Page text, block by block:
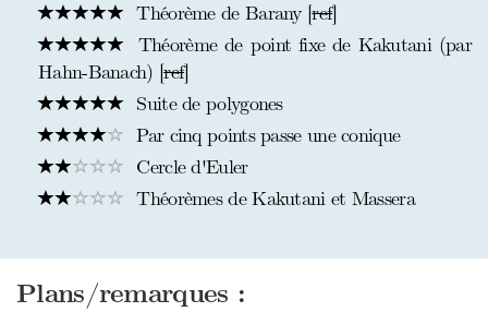
Théorème de Barany [ref]
Théorème de point fixe de Kakutani (par
Hahn-Banach) [ref]
Suite de polygones
Par cinq points passe une conique
Cercle d'Euler
Théorèmes de Kakutani et Massera
Plans/remarques :